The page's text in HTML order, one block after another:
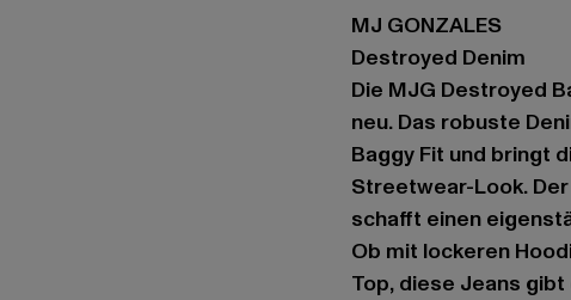
MJ GONZALES
Destroyed Denim
Die MJG Destroyed
neu. Das robuste
Baggy Fit und bringt
Streetwear-Look.
schafft einen
Ob mit lockeren
Top, diese Jeans